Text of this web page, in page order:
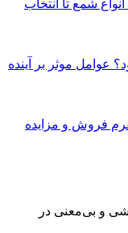
شمع تا انتخاب
چقدر می‌شود؟ عوامل موثر بر آینده
فروش و مزایده
و بی‌معنی در